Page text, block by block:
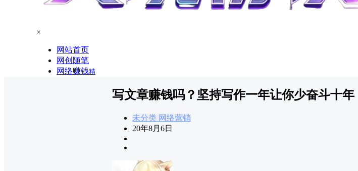
×
网站首页
网创随笔
网络赚钱精
写文章赚钱吗？坚持写作一年让你少奋斗十年
未分类 网络营销
20年8月6日